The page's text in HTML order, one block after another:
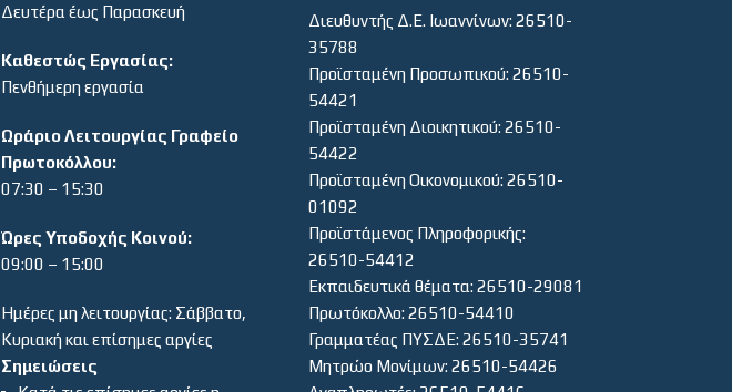
Δευτέρα έως Παρασκευή
Καθεστώς Εργασίας:
Πενθήμερη εργασία
Ωράριο Λειτουργίας Γραφείο
Πρωτοκόλλου:
07:30 – 15:30
Ώρες Υποδοχής Κοινού:
09:00 – 15:00
Ημέρες μη λειτουργίας: Σάββατο,
Κυριακή και επίσημες αργίες
Σημειώσεις
Διευθυντής Δ.Ε. Ιωαννίνων: 26510-
35788
Προϊσταμένη Προσωπικού: 26510-
54421
Προϊσταμένη Διοικητικού: 26510-
54422
Προϊσταμένη Οικονομικού: 26510-
01092
Προϊστάμενος Πληροφορικής:
26510-54412
Εκπαιδευτικά θέματα: 26510-29081
Πρωτόκολλο: 26510-54410
Γραμματέας ΠΥΣΔΕ: 26510-35741
Μητρώο Μονίμων: 26510-54426